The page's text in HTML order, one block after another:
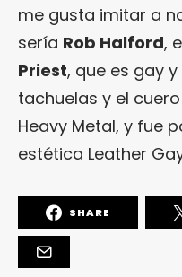
me gusta imitar a
sería Rob Halford,
Priest, que es gay
tachuelas y el
Heavy Metal, y fue
estética Leather
SHARE